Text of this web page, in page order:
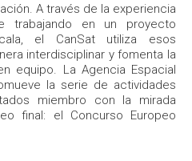
A través de la experiencia
trabajando en un proyecto
el CanSat utiliza esos
interdisciplinar y fomenta la
equipo. La Agencia Espacial
la serie de actividades
miembro con la mirada
final: el Concurso Europeo